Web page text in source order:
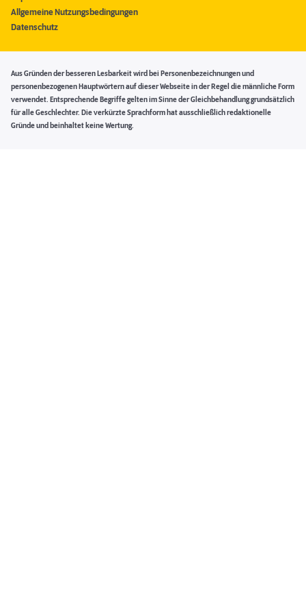
Allgemeine Nutzungsbedingungen
Datenschutz
Aus Gründen der besseren Lesbarkeit wird bei Personenbezeichnungen und
personenbezogenen Hauptwörtern auf dieser Webseite in der Regel die männliche Form
verwendet. Entsprechende Begriffe gelten im Sinne der Gleichbehandlung grundsätzlich
für alle Geschlechter. Die verkürzte Sprachform hat ausschließlich redaktionelle
Gründe und beinhaltet keine Wertung.